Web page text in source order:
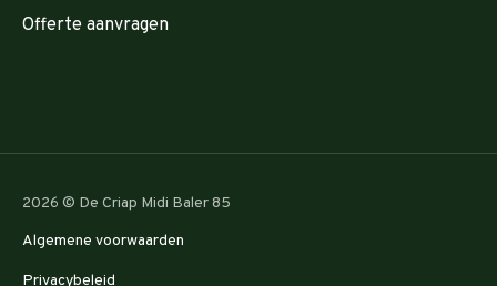
Offerte aanvragen
2026 © De Criap Midi Baler 85
Algemene voorwaarden
Privacybeleid